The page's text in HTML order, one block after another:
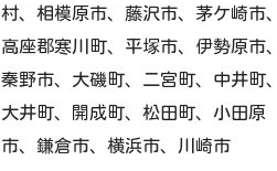
村、相模原市、藤沢市、茅ケ崎市、
高座郡寒川町、平塚市、伊勢原市、
秦野市、大磯町、二宮町、中井町、
大井町、開成町、松田町、小田原
市、鎌倉市、横浜市、川崎市